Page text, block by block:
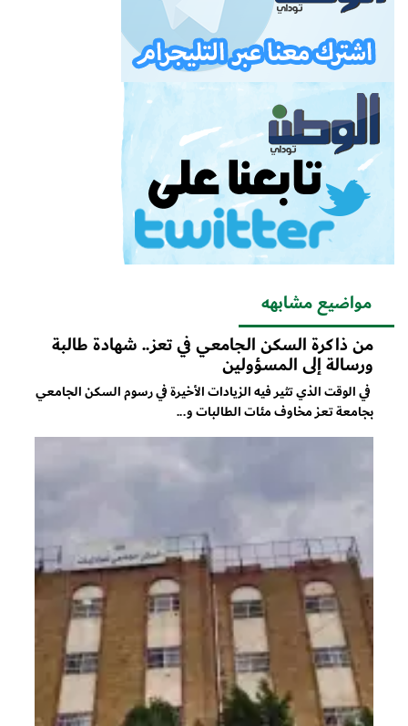
مواضيع مشابهه
من ذاكرة السكن الجامعي في تعز.. شهادة طالبة
ورسالة إلى المسؤولين
في الوقت الذي تثير فيه الزيادات الأخيرة في رسوم السكن الجامعي
بجامعة تعز مخاوف مئات الطالبات و...